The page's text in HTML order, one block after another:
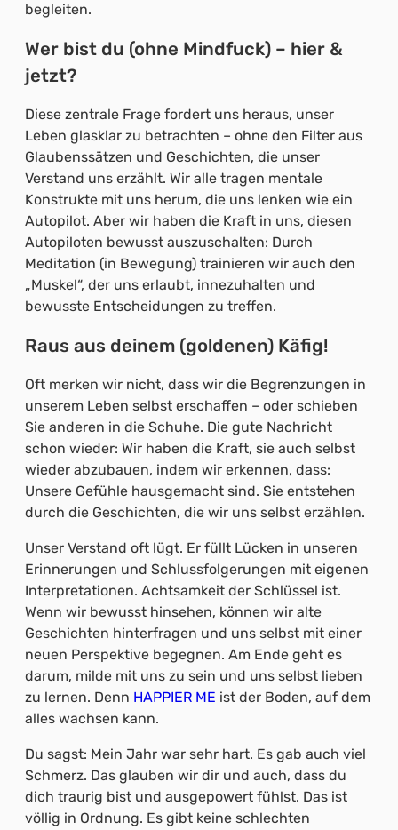
begleiten.
Wer bist du (ohne Mindfuck) – hier &
jetzt?
Diese zentrale Frage fordert uns heraus, unser
Leben glasklar zu betrachten – ohne den Filter aus
Glaubenssätzen und Geschichten, die unser
Verstand uns erzählt. Wir alle tragen mentale
Konstrukte mit uns herum, die uns lenken wie ein
Autopilot. Aber wir haben die Kraft in uns, diesen
Autopiloten bewusst auszuschalten: Durch
Meditation (in Bewegung) trainieren wir auch den
„Muskel“, der uns erlaubt, innezuhalten und
bewusste Entscheidungen zu treffen.
Raus aus deinem (goldenen) Käfig!
Oft merken wir nicht, dass wir die Begrenzungen in
unserem Leben selbst erschaffen – oder schieben
Sie anderen in die Schuhe. Die gute Nachricht
schon wieder: Wir haben die Kraft, sie auch selbst
wieder abzubauen, indem wir erkennen, dass:
Unsere Gefühle hausgemacht sind. Sie entstehen
durch die Geschichten, die wir uns selbst erzählen.
Unser Verstand oft lügt. Er füllt Lücken in unseren
Erinnerungen und Schlussfolgerungen mit eigenen
Interpretationen. Achtsamkeit der Schlüssel ist.
Wenn wir bewusst hinsehen, können wir alte
Geschichten hinterfragen und uns selbst mit einer
neuen Perspektive begegnen. Am Ende geht es
darum, milde mit uns zu sein und uns selbst lieben
zu lernen. Denn HAPPIER ME ist der Boden, auf dem
alles wachsen kann.
Du sagst: Mein Jahr war sehr hart. Es gab auch viel
Schmerz. Das glauben wir dir und auch, dass du
dich traurig bist und ausgepowert fühlst. Das ist
völlig in Ordnung. Es gibt keine schlechten